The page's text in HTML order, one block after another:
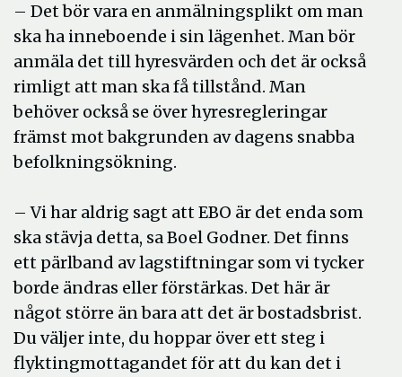
– Det bör vara en anmälningsplikt om man
ska ha inneboende i sin lägenhet. Man bör
anmäla det till hyresvärden och det är också
rimligt att man ska få tillstånd. Man
behöver också se över hyresregleringar
främst mot bakgrunden av dagens snabba
befolkningsökning.
– Vi har aldrig sagt att EBO är det enda som
ska stävja detta, sa Boel Godner. Det finns
ett pärlband av lagstiftningar som vi tycker
borde ändras eller förstärkas. Det här är
något större än bara att det är bostadsbrist.
Du väljer inte, du hoppar över ett steg i
flyktingmottagandet för att du kan det i